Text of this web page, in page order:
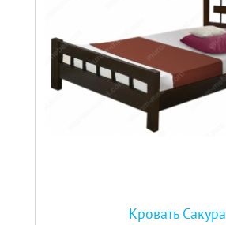
Кровать Сакура